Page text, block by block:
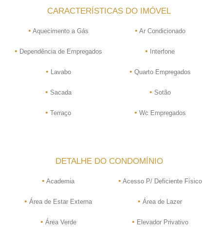
CARACTERÍSTICAS DO IMÓVEL
• Aquecimento a Gás • Ar Condicionado
• Dependência de Empregados • Interfone
• Lavabo • Quarto Empregados
• Sacada • Sotão
• Terraço • Wc Empregados
DETALHE DO CONDOMÍNIO
• Academia • Acesso P/ Deficiente Físico
• Área de Estar Externa • Área de Lazer
• Área Verde • Elevador Privativo